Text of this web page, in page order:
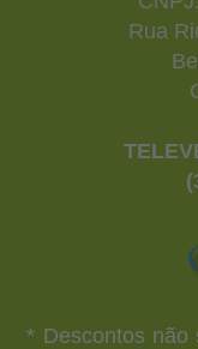
Rua
* Descontos não